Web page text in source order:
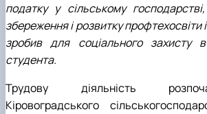
податку у сільському
збереження і розвитку профтехосвіти
зробив для соціального захисту
студента.
Трудову діяльність
Кіровоградського